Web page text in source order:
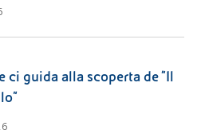
ci guida alla scoperta de “Il